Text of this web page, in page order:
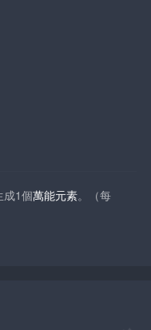
成1個萬能元素。（每